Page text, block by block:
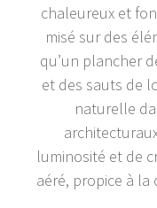
chaleureux et
misé sur des
qu’un plancher
et des sauts de
naturelle
luminosité et de
aéré, propice à la